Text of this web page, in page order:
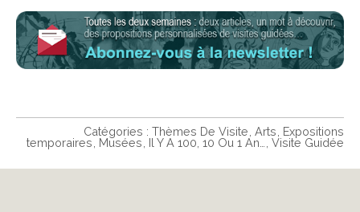
Catégories : Thèmes De Visite Arts Expositions
temporaires Musées Il Y A 100, 10 Ou 1 An… Visite Guidée